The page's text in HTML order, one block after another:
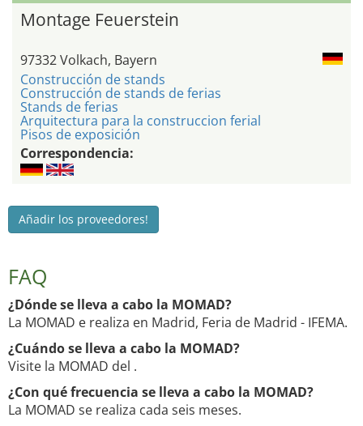
Montage Feuerstein
97332 Volkach, Bayern
Construcción de stands
Construcción de stands de ferias
Stands de ferias
Arquitectura para la construccion ferial
Pisos de exposición
Correspondencia:
Añadir los proveedores!
FAQ
¿Dónde se lleva a cabo la MOMAD?
La MOMAD e realiza en Madrid, Feria de Madrid - IFEMA.
¿Cuándo se lleva a cabo la MOMAD?
Visite la MOMAD del .
¿Con qué frecuencia se lleva a cabo la MOMAD?
La MOMAD se realiza cada seis meses.